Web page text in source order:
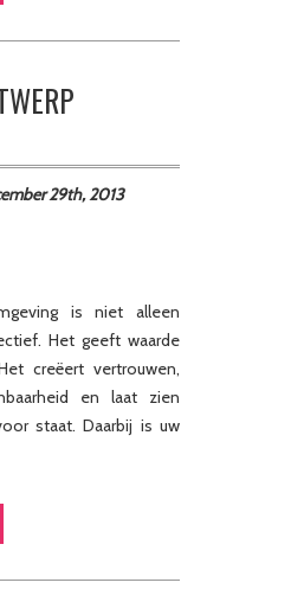
29th, 2013
is niet alleen
Het geeft waarde
creëert vertrouwen,
en laat zien
staat. Daarbij is uw